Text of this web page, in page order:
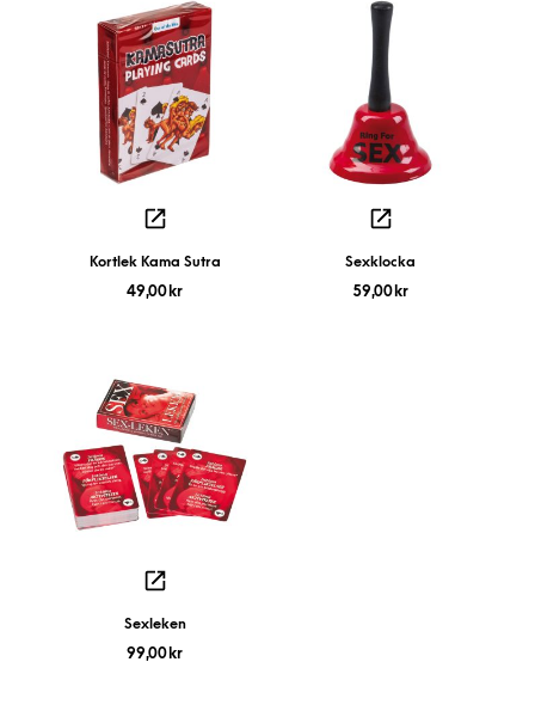
Kortlek Kama Sutra
49,00 kr
Sexklocka
59,00 kr
Sexleken
99,00 kr